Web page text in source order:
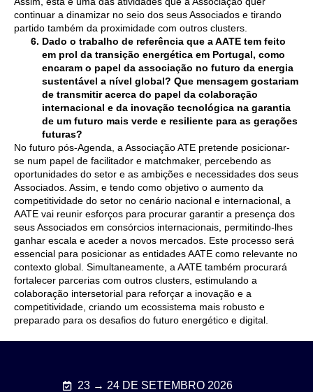
continuar a dinamizar no seio dos seus Associados e tirando
partido também da proximidade com outros clusters.
Dado o trabalho de referência que a AATE tem feito
em prol da transição energética em Portugal, como
encaram o papel da associação no futuro da energia
sustentável a nível global? Que mensagem gostariam
de transmitir acerca do papel da colaboração
internacional e da inovação tecnológica na garantia
de um futuro mais verde e resiliente para as gerações
futuras?
No futuro pós-Agenda, a Associação ATE pretende posicionar-
se num papel de facilitador e matchmaker, percebendo as
oportunidades do setor e as ambições e necessidades dos seus
Associados. Assim, e tendo como objetivo o aumento da
competitividade do setor no cenário nacional e internacional, a
AATE vai reunir esforços para procurar garantir a presença dos
seus Associados em consórcios internacionais, permitindo-lhes
ganhar escala e aceder a novos mercados. Este processo será
essencial para posicionar as entidades AATE como relevante no
contexto global. Simultaneamente, a AATE também procurará
fortalecer parcerias com outros clusters, estimulando a
colaboração intersetorial para reforçar a inovação e a
competitividade, criando um ecossistema mais robusto e
preparado para os desafios do futuro energético e digital.
23 → 24 DE SETEMBRO 2026